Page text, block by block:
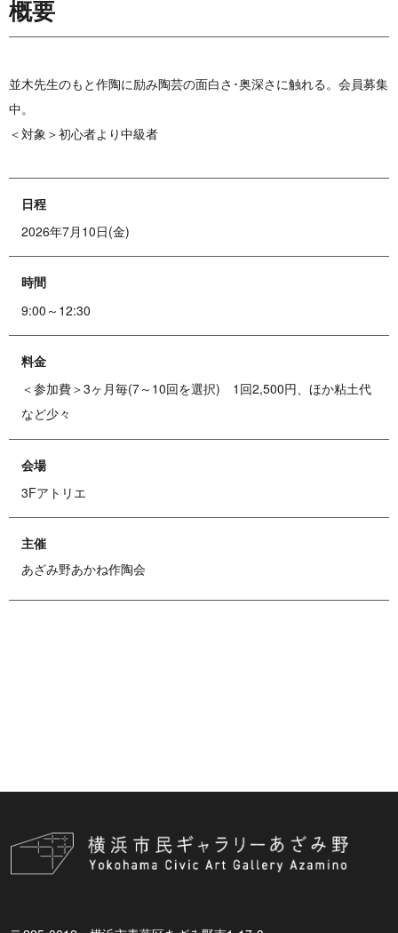
概要
並木先生のもと作陶に励み陶芸の面白さ･奥深さに触れる。会員募集
中。
＜対象＞初心者より中級者
日程
2026年7月10日(金)
時間
9:00～12:30
料金
＜参加費＞3ヶ月毎(7～10回を選択) 1回2,500円、ほか粘土代
など少々
会場
3Fアトリエ
主催
あざみ野あかね作陶会